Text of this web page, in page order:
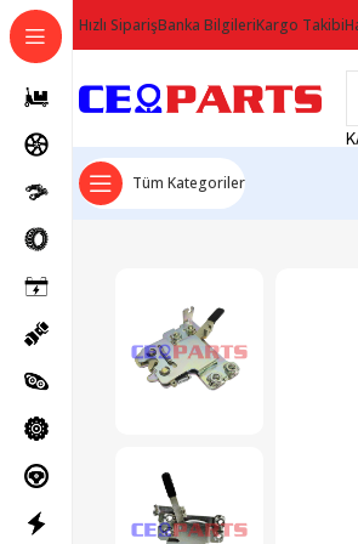
Hızlı SiparişBanka BilgileriKargo Takibi
Tüm Kategoriler